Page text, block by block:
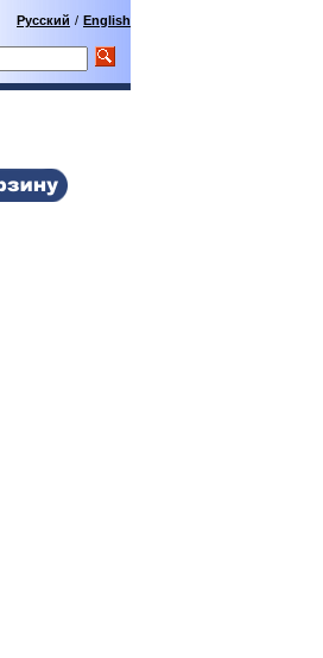
Русский / English